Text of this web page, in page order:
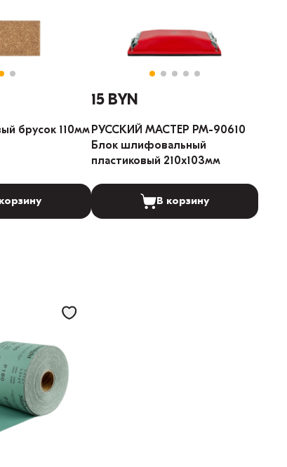
брусок 110мм
15 BYN
РУССКИЙ МАСТЕР РМ-90610
Блок шлифовальный
пластиковый 210х103мм
В корзину